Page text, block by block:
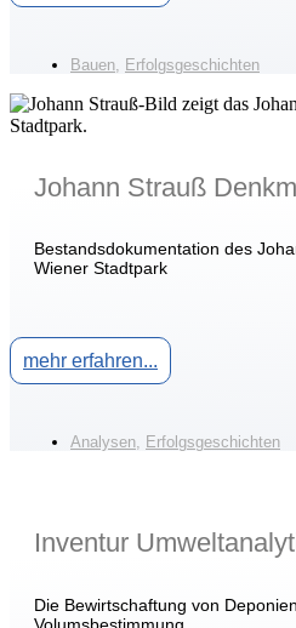
Bauen Erfolgsgeschichten
Johann Strauß
Bestandsdokumentation des
Wiener Stadtpark
mehr erfahren...
Analysen, Erfolgsgeschichten
Inventur
Die Bewirtschaftung von
Volumsbestimmung.